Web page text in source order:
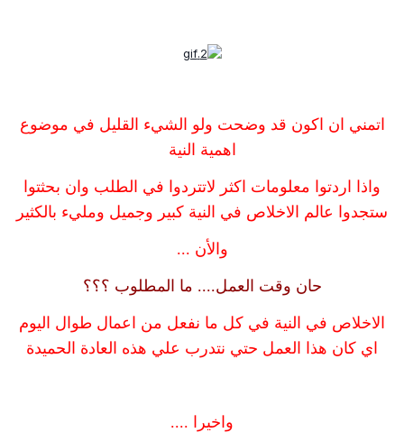
اتمني ان اكون قد وضحت ولو الشيء القليل في موضوع
اهمية النية
واذا اردتوا معلومات اكثر لاتتردوا في الطلب وان بحثتوا
ستجدوا عالم الاخلاص في النية كبير وجميل ومليء بالكثير
والأن ...
حان وقت العمل.... ما المطلوب ؟؟؟
الاخلاص في النية في كل ما نفعل من اعمال طوال اليوم
اي كان هذا العمل حتي نتدرب علي هذه العادة الحميدة
واخيرا ....